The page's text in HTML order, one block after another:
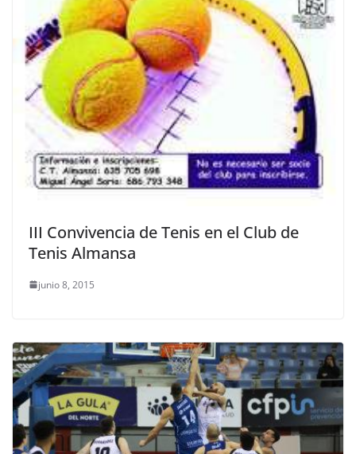
III Convivencia de Tenis en el Club de
Tenis Almansa
junio 8, 2015